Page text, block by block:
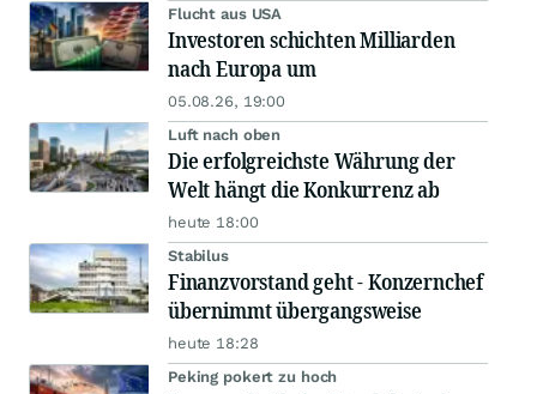
Flucht aus USA
Investoren schichten Milliarden
nach Europa um
05.08.26, 19:00
Luft nach oben
Die erfolgreichste Währung der
Welt hängt die Konkurrenz ab
heute 18:00
Stabilus
Finanzvorstand geht - Konzernchef
übernimmt übergangsweise
heute 18:28
Peking pokert zu hoch